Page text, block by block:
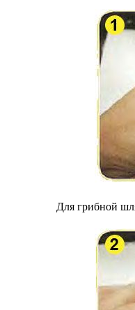
Для грибной